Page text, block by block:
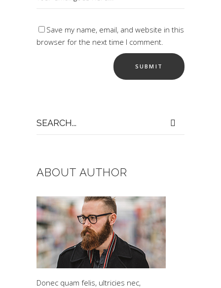
Save my name, email, and website in this
browser for the next time I comment.
for:
ABOUT AUTHOR
Donec quam felis, ultricies nec,